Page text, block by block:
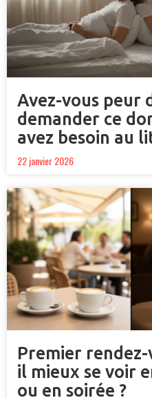
Avez-vous peur
demander ce
avez besoin au
22 janvier 2026
Premier
il mieux se voir
ou en soirée ?